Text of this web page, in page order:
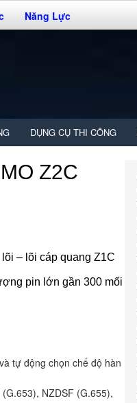
Năng Lực
DỤNG CỤ THI CÔNG
Z2C
– lõi cáp quang Z1C
pin lớn gần 300 mối
tự động chọn chế độ hàn
NZDSF (G.655),